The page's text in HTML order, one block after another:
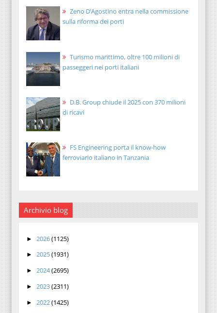
Zeno D’Agostino entra nella commissione
sulla riforma dei porti
Turismo marittimo, oltre 100 milioni di
passeggeri nei porti italiani
D.B. Group chiude il 2025 con 370 milioni
di ricavi
FS Engineering porta il know-how
ferroviario italiano in Tanzania
Archivio blog
► 2026(1125)
► 2025(1931)
► 2024(2695)
► 2023(2311)
► 2022(1425)